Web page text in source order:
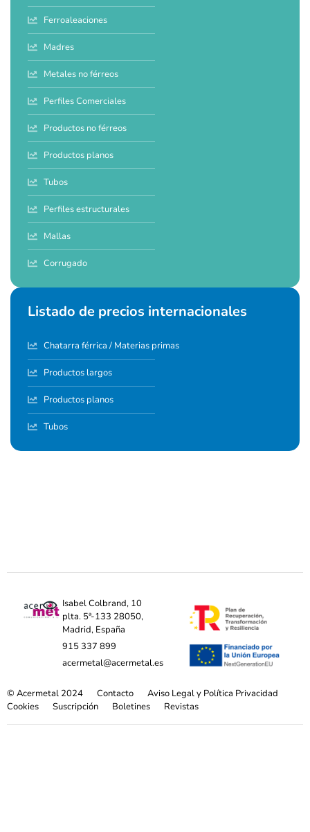
Ferroaleaciones
Madres
Metales no férreos
Perfiles Comerciales
Productos no férreos
Productos planos
Tubos
Perfiles estructurales
Mallas
Corrugado
Listado de precios internacionales
Chatarra férrica / Materias primas
Productos largos
Productos planos
Tubos
Isabel Colbrand, 10
plta. 5ª-133 28050,
Madrid, España
915 337 899
acermetal@acermetal.es
© Acermetal 2024 Contacto
Aviso Legal y Política Privacidad
Cookies
Suscripción Boletines Revistas